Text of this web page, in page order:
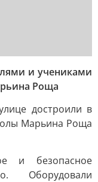
и учениками
Роща
достроили в
Марьина Роща
и безопасное
Оборудовали